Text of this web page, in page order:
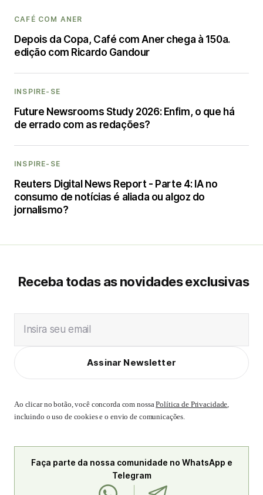
CAFÉ COM ANER
Depois da Copa, Café com Aner chega à 150a.
edição com Ricardo Gandour
INSPIRE-SE
Future Newsrooms Study 2026: Enfim, o que há
de errado com as redações?
INSPIRE-SE
Reuters Digital News Report - Parte 4: IA no
consumo de notícias é aliada ou algoz do
jornalismo?
Receba todas as novidades exclusivas
Insira seu email
Assinar Newsletter
Ao clicar no botão, você concorda com nossaPolítica de Privacidade,
incluindo o uso de cookies e o envio de comunicações.
Faça parte da nossa comunidade no WhatsApp e
Telegram